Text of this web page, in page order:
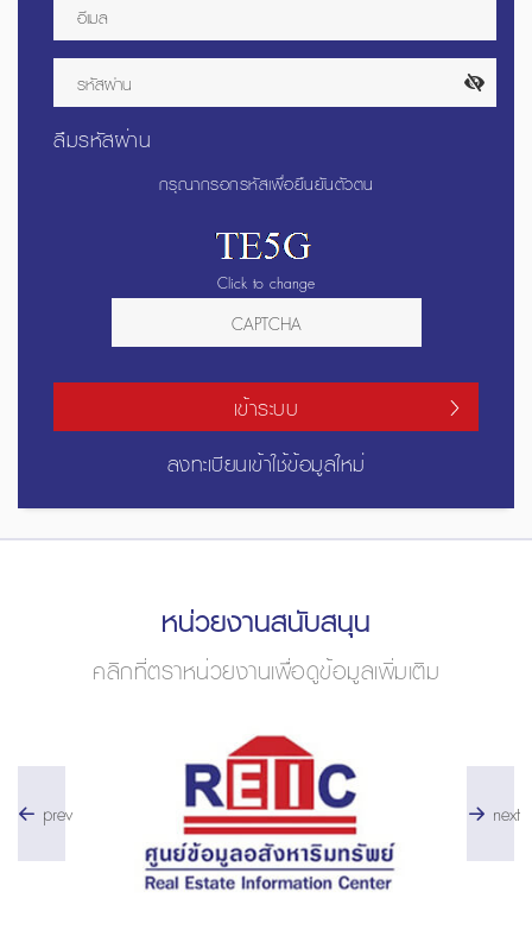
ลืมรหัสผ่าน
กรุณากรอกรหัสเพื่อยืนยันตัวตน
Click to change
เข้าระบบ
ลงทะเบียนเข้าใช้ข้อมูลใหม่
หน่วยงานสนับสนุน
คลิกที่ตราหน่วยงานเพื่อดูข้อมูลเพิ่มเติม
prev next